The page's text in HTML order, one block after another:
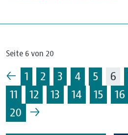
Seite 6 von 20
← 1 2 3 4 5 6
11
12 13 14 15 16
20
→